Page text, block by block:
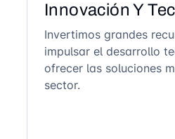
Innovación Y
Invertimos grandes
impulsar el desarrollo
ofrecer las soluciones
sector.